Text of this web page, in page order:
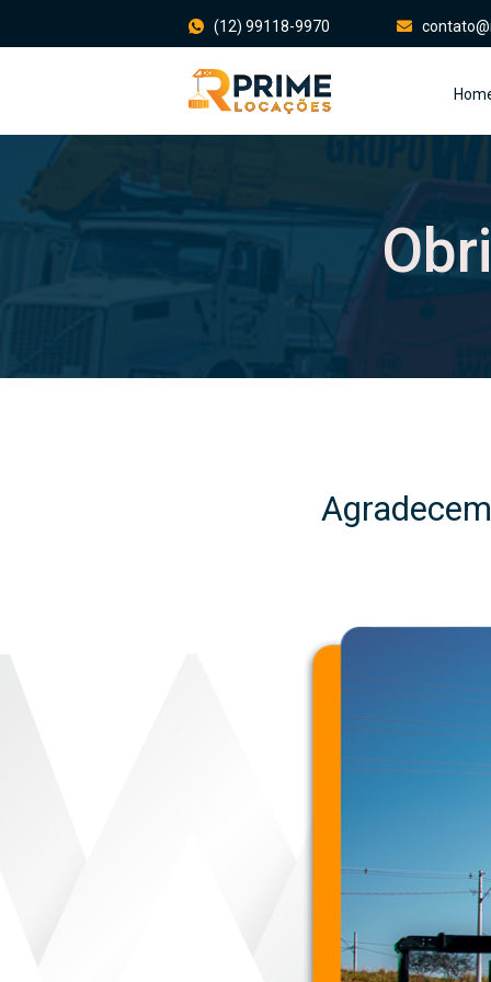
(12) 99118-9970